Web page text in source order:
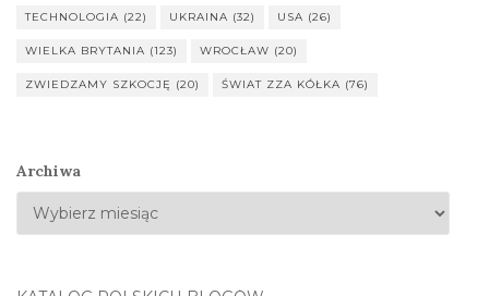
TECHNOLOGIA (22) UKRAINA (32) USA (26)
WIELKA BRYTANIA (123) WROCŁAW (20)
ZWIEDZAMY SZKOCJĘ (20) ŚWIAT ZZA KÓŁKA (76)
Archiwa